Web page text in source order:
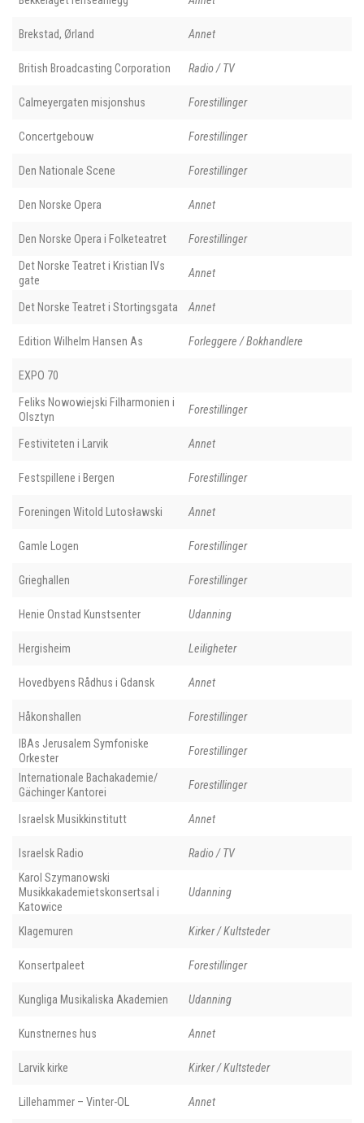
Brekstad, Ørland Annet
British Broadcasting Corporation Radio / TV
Calmeyergaten misjonshus Forestillinger
Concertgebouw Forestillinger
Den Nationale Scene Forestillinger
Den Norske Opera Annet
Den Norske Opera i Folketeatret Forestillinger
Det Norske Teatret i Kristian IVs
gate
Annet
Det Norske Teatret i Stortingsgata Annet
Edition Wilhelm Hansen As Forleggere / Bokhandlere
EXPO 70
Feliks Nowowiejski Filharmonien i
Olsztyn
Forestillinger
Festiviteten i Larvik Annet
Festspillene i Bergen Forestillinger
Foreningen Witold Lutosławski Annet
Gamle Logen Forestillinger
Grieghallen Forestillinger
Henie Onstad Kunstsenter Udanning
Hergisheim Leiligheter
Hovedbyens Rådhus i Gdansk Annet
Håkonshallen Forestillinger
IBAs Jerusalem Symfoniske
Orkester
Forestillinger
Internationale Bachakademie/
Gächinger Kantorei
Forestillinger
Israelsk Musikkinstitutt Annet
Israelsk Radio
Radio / TV
Karol Szymanowski
Musikkakademietskonsertsal i
Katowice
Udanning
Klagemuren Kirker / Kultsteder
Konsertpaleet Forestillinger
Kungliga Musikaliska Akademien Udanning
Kunstnernes hus Annet
Larvik kirke Kirker / Kultsteder
Lillehammer – Vinter-OL Annet